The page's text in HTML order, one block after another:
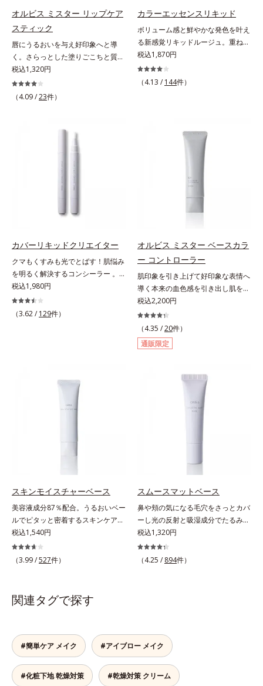
層の範囲内*3 スキンプロテクト※
複合成分配合＝肌を保護し、乾燥を
防ぐ複合成分 ※ ビルベリー葉エ
キス、タベブイアインペチギノサ樹
皮エキス*4 グリセリルグルコシド
（保湿成分）、（ジメチコン／ビニ
(*4）」で、マスクに色移りもしに
る *2 シリカ、酸化チタン、トリエ
トキシカプリリルシラン、アルニカ
花エキス＝唇にうるおいを与える効
果と、凹凸を補正して見せる効果を
併せ持つ成分*3 ダイマージリノー
ル酸ダイマージリノレイルビス（ベ
発色を叶える成分*4 ラウリルPEG‐
10トリス（トリメチルシロキシ）シ
て密着性を向上させ色持ちを叶える
うカラーで、唇を美しく魅せながら
いので、気兼ねなく使えます。口紅
の下地としてもおすすめです。
オルビス ミスター リップケア
スティック
唇にうるおいを与え好印象へと導
く。さらっとした塗りごこちと質感
で自然で好印象な口元に。さらっと
した軽やかな塗りごこちでありなが
らも、唇にうるおいを与える「モイ
リームはべたつくから苦手」という
リップクリームに苦手意識を感じる
方でも使用しやすい設計に。ツヤを
抑えた質感で、自然で好印象な口元
分を組み合わせた「MULTI-３※」
ロン酸、コラーゲン配合で、唇にう
ス、ビワ葉エキス、カミツレ花エキ
税込1,320円
（4.09 /23件）
カラーエッセンスリキッド
ボリューム感と鮮やかな発色を叶え
る新感覚リキッドルージュ。重ねる
ほど、鮮やかにボリューミーに。1
本で美しい仕上がりを叶えるリキッ
ドルージュです。唇の凹凸を均一に
「カラーウェアリング処方」で、う
るおいのあるふっくらとした唇とつ
けたての鮮やかな発色を両立しま
す。マスクオフの瞬間も、ハッと目
を惹く唇に。* シリカ、水添ポリイ
ミチン酸エチルヘキシル、ジメチル
グリコール
税込1,870円
（4.13 / 144件）
カバーリキッドクリエイター
クマもくすみも光でとばす！肌悩み
を明るく解決するコンシーラー 。
クマやくすみ(*)、年齢肌の抱えるお
悩みを、光で飛ばしてカバーするコ
ンシーラーです。黄ぐすみをカバー
ラーでのびがよく、凹凸のある目元
や口元、シミやくすみの気になる頬
にもピタッと密着。薄づきなのにカ
くすみに働きかける成分に2種のヒ
処方で、うるおうハリ肌へと整えま
税込1,980円
（3.62 / 129件）
オルビス ミスター ベースカラ
ー コントローラー
肌印象を引き上げて好印象な表情へ
導く本来の血色感を引き出し肌を均
一に整えるベースカラー。スキンケ
ア感覚で絶好調な肌へ整えるベース
コントロールカラーです。肌トラブ
ルを“覆い隠す”のではなく、“光で整
える”オレンジフィルター理論に着
ヒゲ、毛穴の影などの「青」を引い
て、血色のよいイキイキとした印象
の「赤」を肌にプラス。毛穴のデコ
ボコやザラつき、肌色のムラを光で
んな肌色でも自然な仕上がりを叶え
ます。ベタつくのに乾燥する男性の
をコントロールするスキンケア成分
を配合。夕方までベタつき＆乾燥知
らずの、清潔感のある肌が続きま
す。さらにSPF20・PA++の紫外線カ
ット効果で、日常シーンの紫外線を
カット。洗顔料で簡単に落とすこと
ばします。
税込2,200円
（4.35 /20件）
通販限定
スキンモイスチャーベース
美容液成分87％配合。うるおいベー
ルでピタッと密着するスキンケア発
想のメイク下地。化粧ノリ＆もち
UP！ファンデーションの仕上がり
を格上げする、スキンケア発想の化
一に密着”させることで、仕上がり
の美しさと化粧もちが格段にUP。
液成分を87％配合。大気汚染物質バ
リア成分(*)もプラスして、乾燥やダ
メージから肌を守ります。くすみが
ちな大人の肌を、血色感のある肌に
税込1,540円
（3.99 /527件）
スムースマットベース
鼻や頬の気になる毛穴をさっとカバ
ーし光の反射と吸湿成分でたるみ毛
穴もふんわり一掃。肌になじむクリ
ーム状の部分用化粧下地。小鼻や頬
の気になる毛穴にさっと塗るだけ
もふんわり一掃。するんとハリ感の
ある肌に整えます。絶妙ベージュ色
で、黒ずみもカバー。肌をキュッと
ひきしめる植物性ひきしめ成分配合
税込1,320円
（4.25 / 894件）
関連タグで探す
#簡単ケア メイク #アイブロー メイク
#化粧下地 乾燥対策 #乾燥対策 クリーム